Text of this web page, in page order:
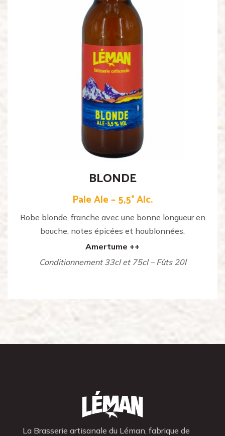
BLONDE
Pale Ale – 5,5° Alc.
Robe blonde, franche avec une bonne longueur en
bouche, notes épicées et houblonnées.
Amertume ++
Conditionnement 33cl et 75cl – Fûts 20l
La Brasserie artisanale du Léman, fabrique de